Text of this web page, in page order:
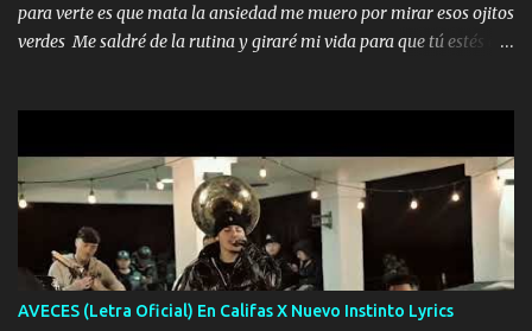
para verte es que mata la ansiedad me muero por mirar esos ojitos
verdes Me saldré de la rutina y giraré mi vida para que tú estés en
solo yo tendre el candado 🔒 del amor ❤️ Música Mil y un besos
para dar ya estando en tu ciudad no habrá quien lo detenga si las
copas van de más vayamos a un lugar y cerremos las puertas
Entre alcohol y besos se va incrementado el Fuego en esa
habitación ya no mires más el reloj Única por donde vas me curas
tú mi mal moviendo tu silueta no hay otra que te sea igual te ves
tan especial por eso es que me tientas Aquí estoy no dejaré que se
AVECES (Letra Oficial) En Califas X Nuevo Instinto Lyrics